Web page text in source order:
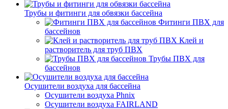
Трубы и фитинги для обвязки бассейна
Фитинги ПВХ для
бассейнов
Клей и
растворитель для труб ПВХ
Трубы ПВХ для
бассейнов
Осушители воздуха для бассейна
Осушители воздуха Phnix
Осушители воздуха FAIRLAND